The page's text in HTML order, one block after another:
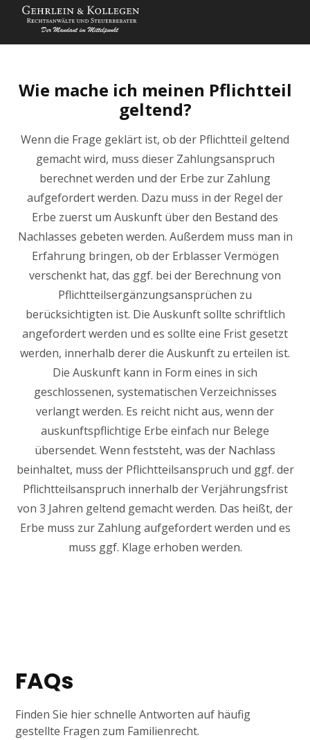
Wie mache ich meinen Pflichtteil
geltend?
Wenn die Frage geklärt ist, ob der Pflichtteil geltend
gemacht wird, muss dieser Zahlungsanspruch
berechnet werden und der Erbe zur Zahlung
aufgefordert werden. Dazu muss in der Regel der
Erbe zuerst um Auskunft über den Bestand des
Nachlasses gebeten werden. Außerdem muss man in
Erfahrung bringen, ob der Erblasser Vermögen
verschenkt hat, das ggf. bei der Berechnung von
Pflichtteilsergänzungsansprüchen zu
berücksichtigten ist. Die Auskunft sollte schriftlich
angefordert werden und es sollte eine Frist gesetzt
werden, innerhalb derer die Auskunft zu erteilen ist.
Die Auskunft kann in Form eines in sich
geschlossenen, systematischen Verzeichnisses
verlangt werden. Es reicht nicht aus, wenn der
auskunftspflichtige Erbe einfach nur Belege
übersendet. Wenn feststeht, was der Nachlass
beinhaltet, muss der Pflichtteilsanspruch und ggf. der
Pflichtteilsanspruch innerhalb der Verjährungsfrist
von 3 Jahren geltend gemacht werden. Das heißt, der
Erbe muss zur Zahlung aufgefordert werden und es
muss ggf. Klage erhoben werden.
FAQs
Finden Sie hier schnelle Antworten auf häufig
gestellte Fragen zum Familienrecht.